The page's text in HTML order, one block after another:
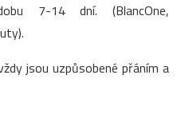
7-14 dní. (BlancOne,
jsou uzpůsobené přáním a